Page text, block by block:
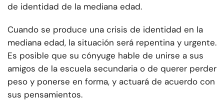
de identidad de la mediana edad.
Cuando se produce una crisis de identidad en la
mediana edad, la situación será repentina y urgente.
Es posible que su cónyuge hable de unirse a sus
amigos de la escuela secundaria o de querer perder
peso y ponerse en forma, y actuará de acuerdo con
sus pensamientos.